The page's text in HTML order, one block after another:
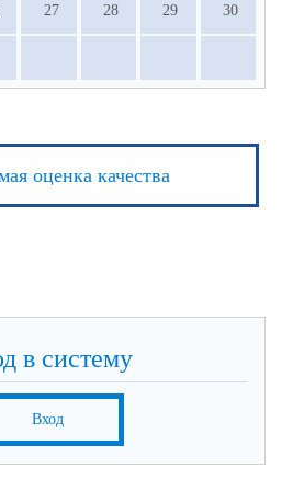
27 28 29 30
оценка качества
в систему
Вход